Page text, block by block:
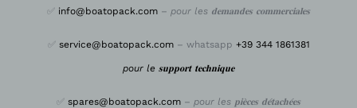
✅ info@boatopack.com – pour les 𝐝𝐞𝐦𝐚𝐧𝐝𝐞𝐬 𝐜𝐨𝐦𝐦𝐞𝐫𝐜𝐢𝐚𝐥𝐞𝐬
✅ service@boatopack.com– whatsapp +39 344 1861381
pour le 𝐬𝐮𝐩𝐩𝐨𝐫𝐭 𝐭𝐞𝐜𝐡𝐧𝐢𝐪𝐮𝐞
✅ spares@boatopack.com – pour les 𝐩𝐢𝐞̀𝐜𝐞𝐬 𝐝𝐞́𝐭𝐚𝐜𝐡𝐞́𝐞𝐬